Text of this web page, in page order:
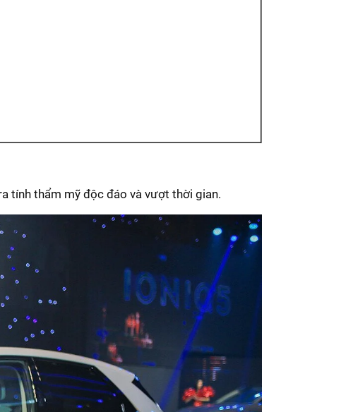
tính thẩm mỹ độc đáo và vượt thời gian.